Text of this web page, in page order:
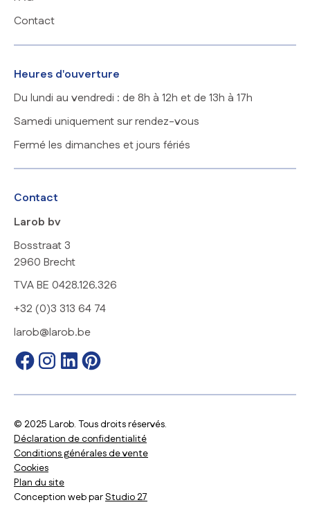
Contact
Heures d'ouverture
Du lundi au vendredi : de 8h à 12h et de 13h à 17h
Samedi uniquement sur rendez-vous
Fermé les dimanches et jours fériés
Contact
Larob bv
Bosstraat 3
2960 Brecht
TVA BE 0428.126.326
+32 (0)3 313 64 74
larob@larob.be
© 2025 Larob. Tous droits réservés.
Déclaration de confidentialité
Conditions générales de vente
Cookies
Plan du site
Conception web parStudio 27